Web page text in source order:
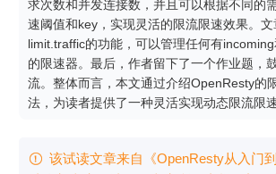
求次数和并发连接数，并且可以根据不同的
速阈值和key，实现灵活的限流限速效果。文
limit.traffic的功能，可以管理任何有
的限速器。最后，作者留下了一个作业题，
流。整体而言，本文通过介绍OpenResty的
法，为读者提供了一种灵活实现动态限流限
 该试读文章来自《OpenResty从入门